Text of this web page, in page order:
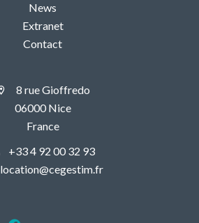
News
Extranet
Contact
8 rue Gioffredo
06000 Nice
France
+33 4 92 00 32 93
location@cegestim.fr